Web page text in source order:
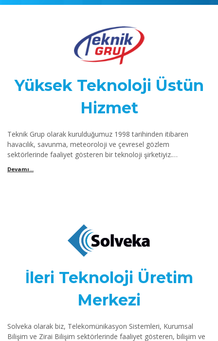
Yüksek Teknoloji Üstün
Hizmet
Teknik Grup olarak kurulduğumuz 1998 tarihinden itibaren
havacılık, savunma, meteoroloji ve çevresel gözlem
sektörlerinde faaliyet gösteren bir teknoloji şirketiyiz.
Bünyemizdeki uzman mühendis ve teknisyenlerden oluşan
ölçüm cihazları, sensörler ve diğer benzeri cihazlar için teknik
servis ve satış sonrası hizmetler de veriyoruz. Verdiğimiz tüm bu
hizmetler TS 13201 kapsamında TSE Hizmet Yeterlilik Belgesi ile
Şirketimiz aynı zamanda ISO 9001 Kalite Yönetim Standartı’naİleri Teknoloji Üretim
Merkezi
Solveka olarak biz, Telekomünikasyon Sistemleri, Kurumsal
Bilişim ve Zirai Bilişim sektörlerinde faaliyet gösteren, bilişim ve